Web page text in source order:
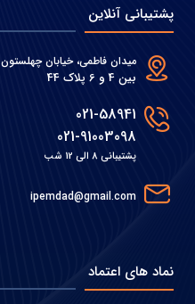
پشتیبانی آنلاین
میدان فاطمی، خیابان چهلستون
بین 4 و 6 پلاک 44
021-58941
021-91003098
پشتیبانی 8 الی 12 شب
ipemdad@gmail.com
نماد های اعتماد